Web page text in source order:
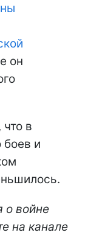
он
в
боев и
о войне
на канале